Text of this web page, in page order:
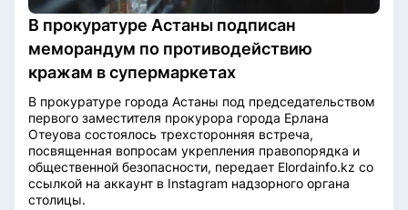
В прокуратуре Астаны подписан
меморандум по противодействию
кражам в супермаркетах
В прокуратуре города Астаны под председательством
первого заместителя прокурора города Ерлана
Отеуова состоялось трехсторонняя встреча,
посвященная вопросам укрепления правопорядка и
общественной безопасности, передает Elordainfo.kz со
ссылкой на аккаунт в Instagram надзорного органа
столицы.